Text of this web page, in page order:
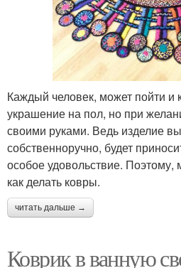
Каждый человек, может пойти и
украшение на пол, но при
своими руками. Ведь изделие
собственноручно, будет
особое удовольствие. Поэтому,
как делать ковры.
читать дальше →
Коврик в ванную